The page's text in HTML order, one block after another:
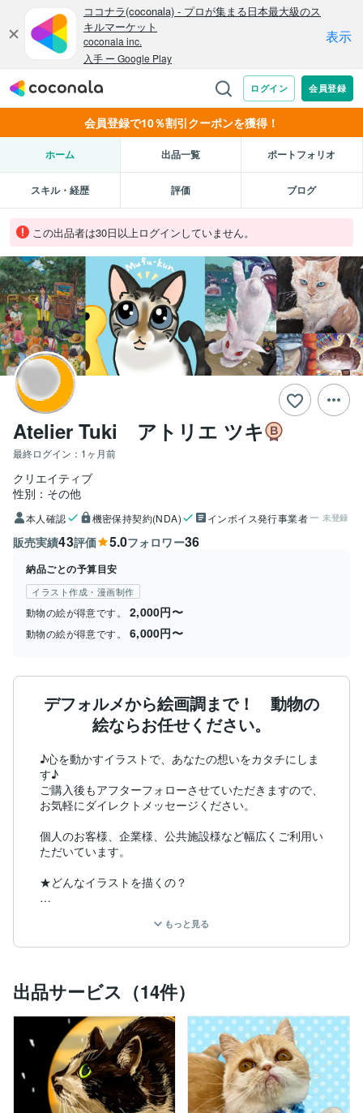
会員登録で10％割引クーポンを獲得！
ホーム 出品一覧 ポートフォリオ
スキル・経歴 評価 ブログ
この出品者は30日以上ログインしていません。
Atelier Tuki アトリエ ツキ
最終ログイン： 1ヶ月前
クリエイティブ
性別：その他
本人確認 機密保持契約(NDA) インボイス発行事業者 未登録
販売実績43評価 5.0フォロワー36
納品ごとの予算目安
イラスト作成・漫画制作
動物の絵が得意です。 2,000円〜
動物の絵が得意です。 6,000円〜
デフォルメから絵画調まで！ 動物の
絵ならお任せください。
♪心を動かすイラストで、あなたの想いをカタチにしま
す♪
ご購入後もアフターフォローさせていただきますので、
お気軽にダイレクトメッセージください。
個人のお客様、企業様、公共施設様など幅広くご利用い
ただいています。
★どんなイラストを描くの？
きな動物たちと長年暮らしてきた経験を活かし、愛らし
いデフォルメ風やリアルなタッチで、あなたの大切な家
動物以外のイラスト・絵画（手描き限定）：厚みのある
アクリル画で、人物、風景、ファンタジーなど、幅広い
ご要望に対応します。
ブラックユーモアやダークな世界観の中に希望やヒュー
マニズムを織り交ぜた、独自の物語性のある作品を作っ
てきました。
物語性のある絵の制作もぜひご相談ください。
あなたのイメージを基に、かわいい絵本のワンシーンの
もっと見る
出品サービス（14件）